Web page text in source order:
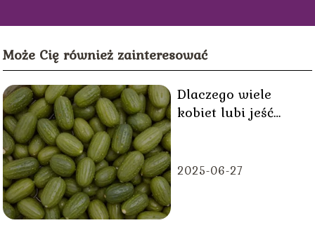
Może Cię również zainteresować
Dlaczego wiele
kobiet lubi jeść
zachciankach
2025-06-27